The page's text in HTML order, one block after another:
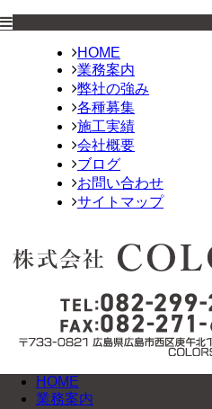
HOME
業務案内
弊社の強み
各種募集
施工実績
会社概要
ブログ
お問い合わせ
サイトマップ
HOME
業務案内